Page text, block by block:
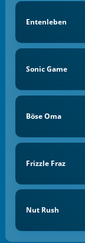
Entenleben
Sonic Game
Böse Oma
Frizzle Fraz
Nut Rush